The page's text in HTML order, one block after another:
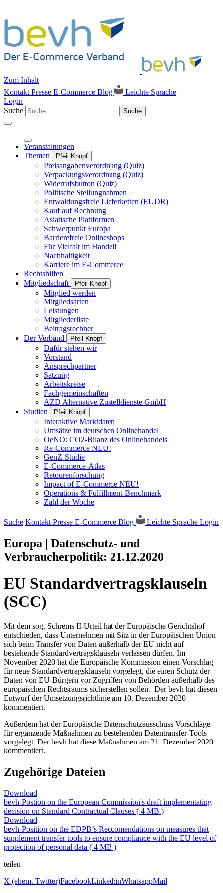
Zum Inhalt
Kontakt Presse E-Commerce Blog
Leichte Sprache
Login
Suche
Suche
Veranstaltungen
Themen
Pfeil Knopf
Preisangabenverordnung (Quiz)
Verpackungsverordnung (Quiz)
Widerrufsbutton (Quiz)
Politische Stellungnahmen
Entwaldungsfreie Lieferketten (EUDR)
Kauf auf Rechnung
Asiatische Plattformen
Schwerpunkt Europa
Barrierefreie Onlineshops
Für Vielfalt im Handel!
Nachhaltigkeit
Karriere im E-Commerce
Rechtshilfen
Mitgliedschaft
Pfeil Knopf
Mitglied werden
Mitgliedsarten
Leistungen
Mitgliederliste
Beitragsrechner
Der Verband
Pfeil Knopf
Dafür stehen wir
Vorstand
Ansprechpartner
Satzung
Arbeitskreise
Fachgemeinschaften
AZD Alternative Zustelldienste GmbH
Studien
Pfeil Knopf
Interaktive Marktdaten
Umsätze im deutschen Onlinehandel
OeNO: CO2-Bilanz des Onlinehandels
Re-Commerce NEU!
GenZ-Studie
E-Commerce-Atlas
Retourenforschung
Impact of E-Commerce NEU!
Operations & Fulfillment-Benchmark
Zahl der Woche
Suche Kontakt Presse E-Commerce Blog Leichte Sprache Login
Europa | Datenschutz- und
Verbraucherpolitik: 21.12.2020
EU Standardvertragsklauseln
(SCC)
Mit dem sog. Schrems II-Urteil hat der Europäische Gerichtshof
entschieden, dass Unternehmen mit Sitz in der Europäischen Union
sich beim Transfer von Daten außerhalb der EU nicht auf
bestehende Standardvertragsklauseln verlassen dürfen. Im
November 2020 hat die Europäische Kommission einen Vorschlag
für neue Standardvertragsklauseln vorgelegt, die einen Schutz der
Daten von EU-Bürgern vor Zugriffen von Behörden außerhalb des
europäischen Rechtsraums sicherstellen sollen. Der bevh hat diesen
Entwurf der Umsetzungsrichtlinie am 10. Dezember 2020
kommentiert.
Außerdem hat der Europäische Datenschutzausschuss Vorschläge
für ergänzende Maßnahmen zu bestehenden Datentransfer-Tools
vorgelegt. Der bevh hat diese Maßnahmen am 21. Dezember 2020
kommentiert.
Zugehörige Dateien
Download
bevh-Postion on the European Commission's draft implementating
decision on Standard Contractual Clauses ( 4 MB )
Download
bevh-Position on the EDPB’s Reccomendations on measures that
supplement transfer tools to ensure compliance with the EU level of
protection of personal data ( 4 MB )
teilen
X (ehem. Twitter)FacebookLinked:inWhatsappMail